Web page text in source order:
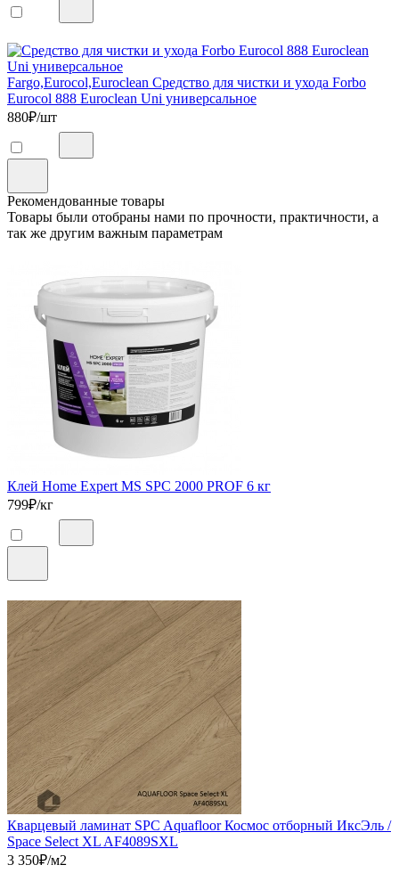
Fargo,Eurocol,Euroclean Средство для чистки и ухода Forbo
Eurocol 888 Euroclean Uni универсальное
880₽/шт
Рекомендованные товары
Товары были отобраны нами по прочности, практичности, а
так же другим важным параметрам
Клей Home Expert MS SPC 2000 PROF 6 кг
799₽/кг
Кварцевый ламинат SPC Aquafloor Космос отборный ИксЭль /
Space Select XL AF4089SXL
3 350₽/м2